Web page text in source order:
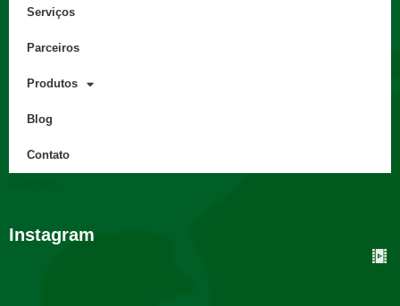
Serviços
Parceiros
Produtos
Blog
Contato
Instagram